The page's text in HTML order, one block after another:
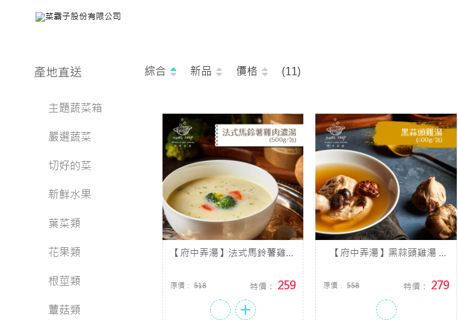
產地直送
主題蔬菜箱
嚴選蔬菜
切好的菜
新鮮水果
葉菜類
花果類
根莖類
蕈菇類
綜合 新品 價格 (11)
【府中弄湯】法式馬鈴薯雞肉
原價： 518 特價： 259
【府中弄湯】黑蒜頭雞湯 (
原價：558 特價： 279